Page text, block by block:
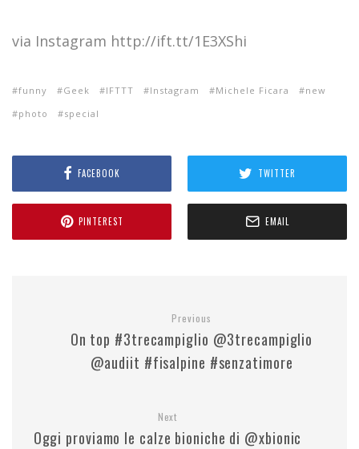
via Instagram http://ift.tt/1E3XShi
funny Geek IFTTT Instagram Michele Ficara
new
photo
special
FACEBOOK TWITTER
PINTEREST EMAIL
Previous
On top #3trecampiglio @3trecampiglio
@audiit #fisalpine #senzatimore
Next
Oggi proviamo le calze bioniche di @xbionic